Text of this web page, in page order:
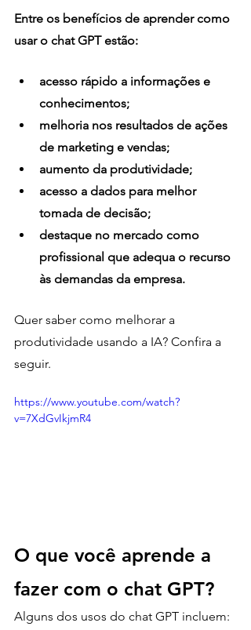
Entre os benefícios de aprender como
usar o chat GPT estão:
acesso rápido a informações e
conhecimentos;
melhoria nos resultados de ações
de marketing e vendas;
aumento da produtividade;
acesso a dados para melhor
tomada de decisão;
destaque no mercado como
profissional que adequa o recurso
às demandas da empresa.
Quer saber como melhorar a
produtividade usando a IA? Confira a
seguir.
https://www.youtube.com/watch?
v=7XdGvIkjmR4
O que você aprende a
fazer com o chat GPT?
Alguns dos usos do chat GPT incluem: